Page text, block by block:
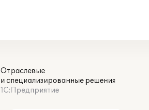
Отраслевые
и специализированные решения
1С:Предприятие